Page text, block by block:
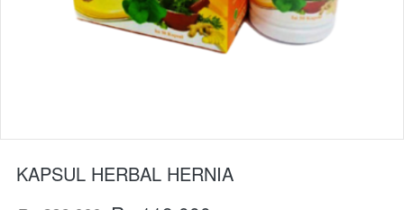
KAPSUL HERBAL HERNIA